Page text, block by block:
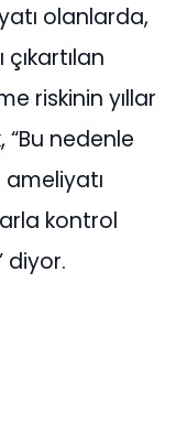
olanlarda,
riskinin yıllar
nedenle
kontrol
diyor.